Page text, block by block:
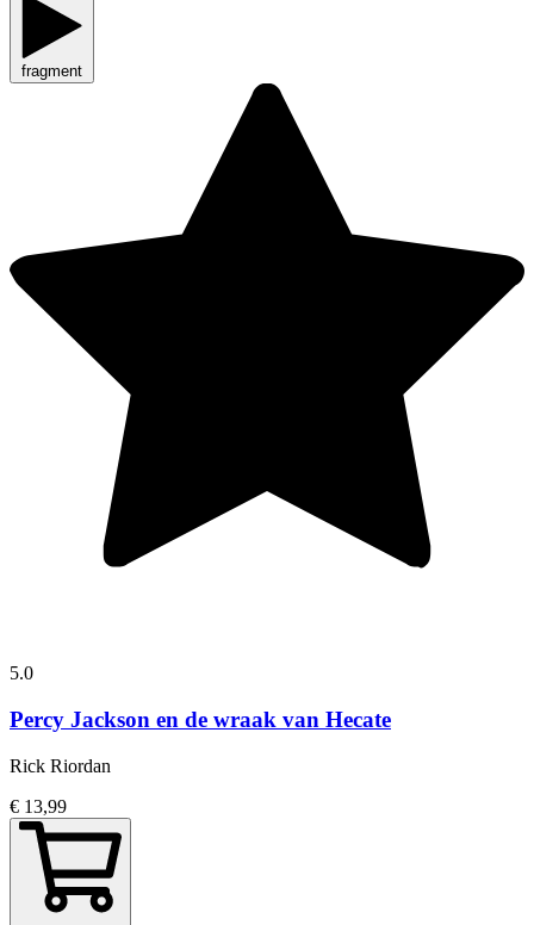
fragment
5.0
Percy Jackson en de wraak van Hecate
Rick Riordan
€ 13,99